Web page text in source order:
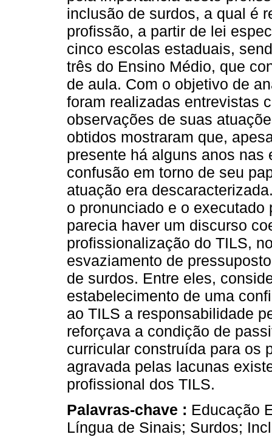
inclusão de surdos, a qual é
profissão, a partir de lei
cinco escolas estaduais,
três do Ensino Médio, que
de aula. Com o objetivo de
foram realizadas entrevistas
observações de suas
obtidos mostraram que,
presente há alguns anos
confusão em torno de seu
atuação era
o pronunciado e o
parecia haver um discurso
profissionalização do TILS,
esvaziamento de
de surdos. Entre eles,
estabelecimento de uma
ao TILS a responsabilidade
reforçava a condição de
curricular construída para os
agravada pelas lacunas
profissional dos TILS.
Palavras-chave : Educação
Língua de Sinais; Surdos;